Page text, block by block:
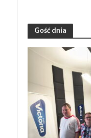
Gość dnia